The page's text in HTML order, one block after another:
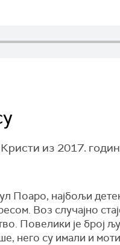
из 2017.
Поаро, најбољи
Воз случајно
Повелики је број
него су имали и